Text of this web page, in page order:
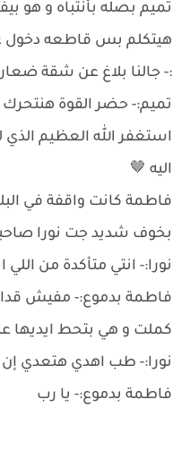
تميم بصله بأنتباه و هو
هيتكلم بس قاطعه
:- جالنا بلاغ عن شقة
تميم:- حضر القوة هنتحرك
استغفر الله العظيم الذي
اليه 🤎
فاطمة كانت واقفة في
بخوف شديد جت نورا
نورا:- انتي متأكدة من اللي
فاطمة بدموع:- مفيش
كملت و هي بتحط ايديها
نورا:- طب اهدي هتعدي إن
فاطمة بدموع:- يا رب